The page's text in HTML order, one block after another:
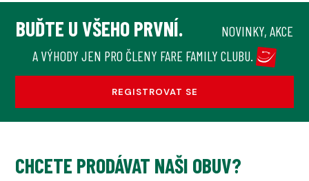
BUĎTE U VŠEHO PRVNÍ.
NOVINKY, AKCE
A VÝHODY JEN PRO ČLENY FARE FAMILY CLUBU.
REGISTROVAT SE
CHCETE PRODÁVAT NAŠI OBUV?